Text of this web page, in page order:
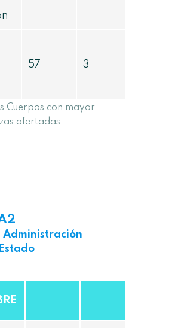
57 3
Cuerpos con mayor
ofertadas
Administración